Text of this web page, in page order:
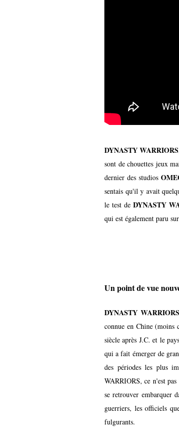
DYNASTY WARRIORS
sont de chouettes jeux
dernier des studios
sentais qu'il y avait
le test de DYNASTY
qui est également paru sur
Un point de vue
DYNASTY
connue en Chine (moins
siècle après J.C. et le
qui a fait émerger de
des périodes les plus
WARRIORS, ce n'est
se retrouver embarquer
guerriers, les officiels
fulgurants.